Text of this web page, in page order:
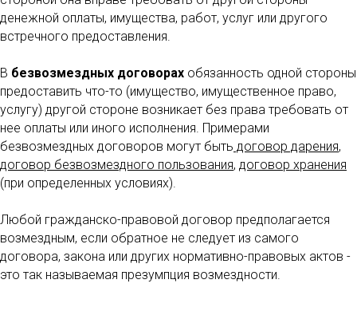
денежной оплаты, имущества, работ, услуг или другого
встречного предоставления.
В безвозмездных договорах обязанность одной стороны
предоставить что-то (имущество, имущественное право,
услугу) другой стороне возникает без права требовать от
нее оплаты или иного исполнения. Примерами
безвозмездных договоров могут быть договор дарения,
договор безвозмездного пользования, договор хранения
(при определенных условиях).
Любой гражданско-правовой договор предполагается
возмездным, если обратное не следует из самого
договора, закона или других нормативно-правовых актов -
это так называемая презумпция возмездности.